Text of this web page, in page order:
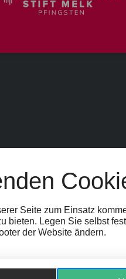
Seite zum Einsatz
bieten. Legen Sie selbst
der Website ändern.
SPONSOR:INNEN